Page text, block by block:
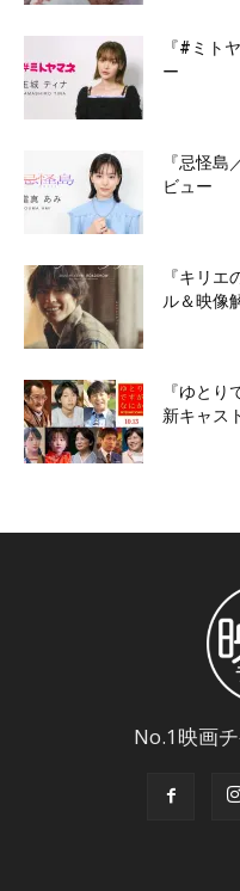
『#ミト
ー
『忌怪
ビュー
『キリ
ル＆映像
『ゆとり
新キャス
No.1映画